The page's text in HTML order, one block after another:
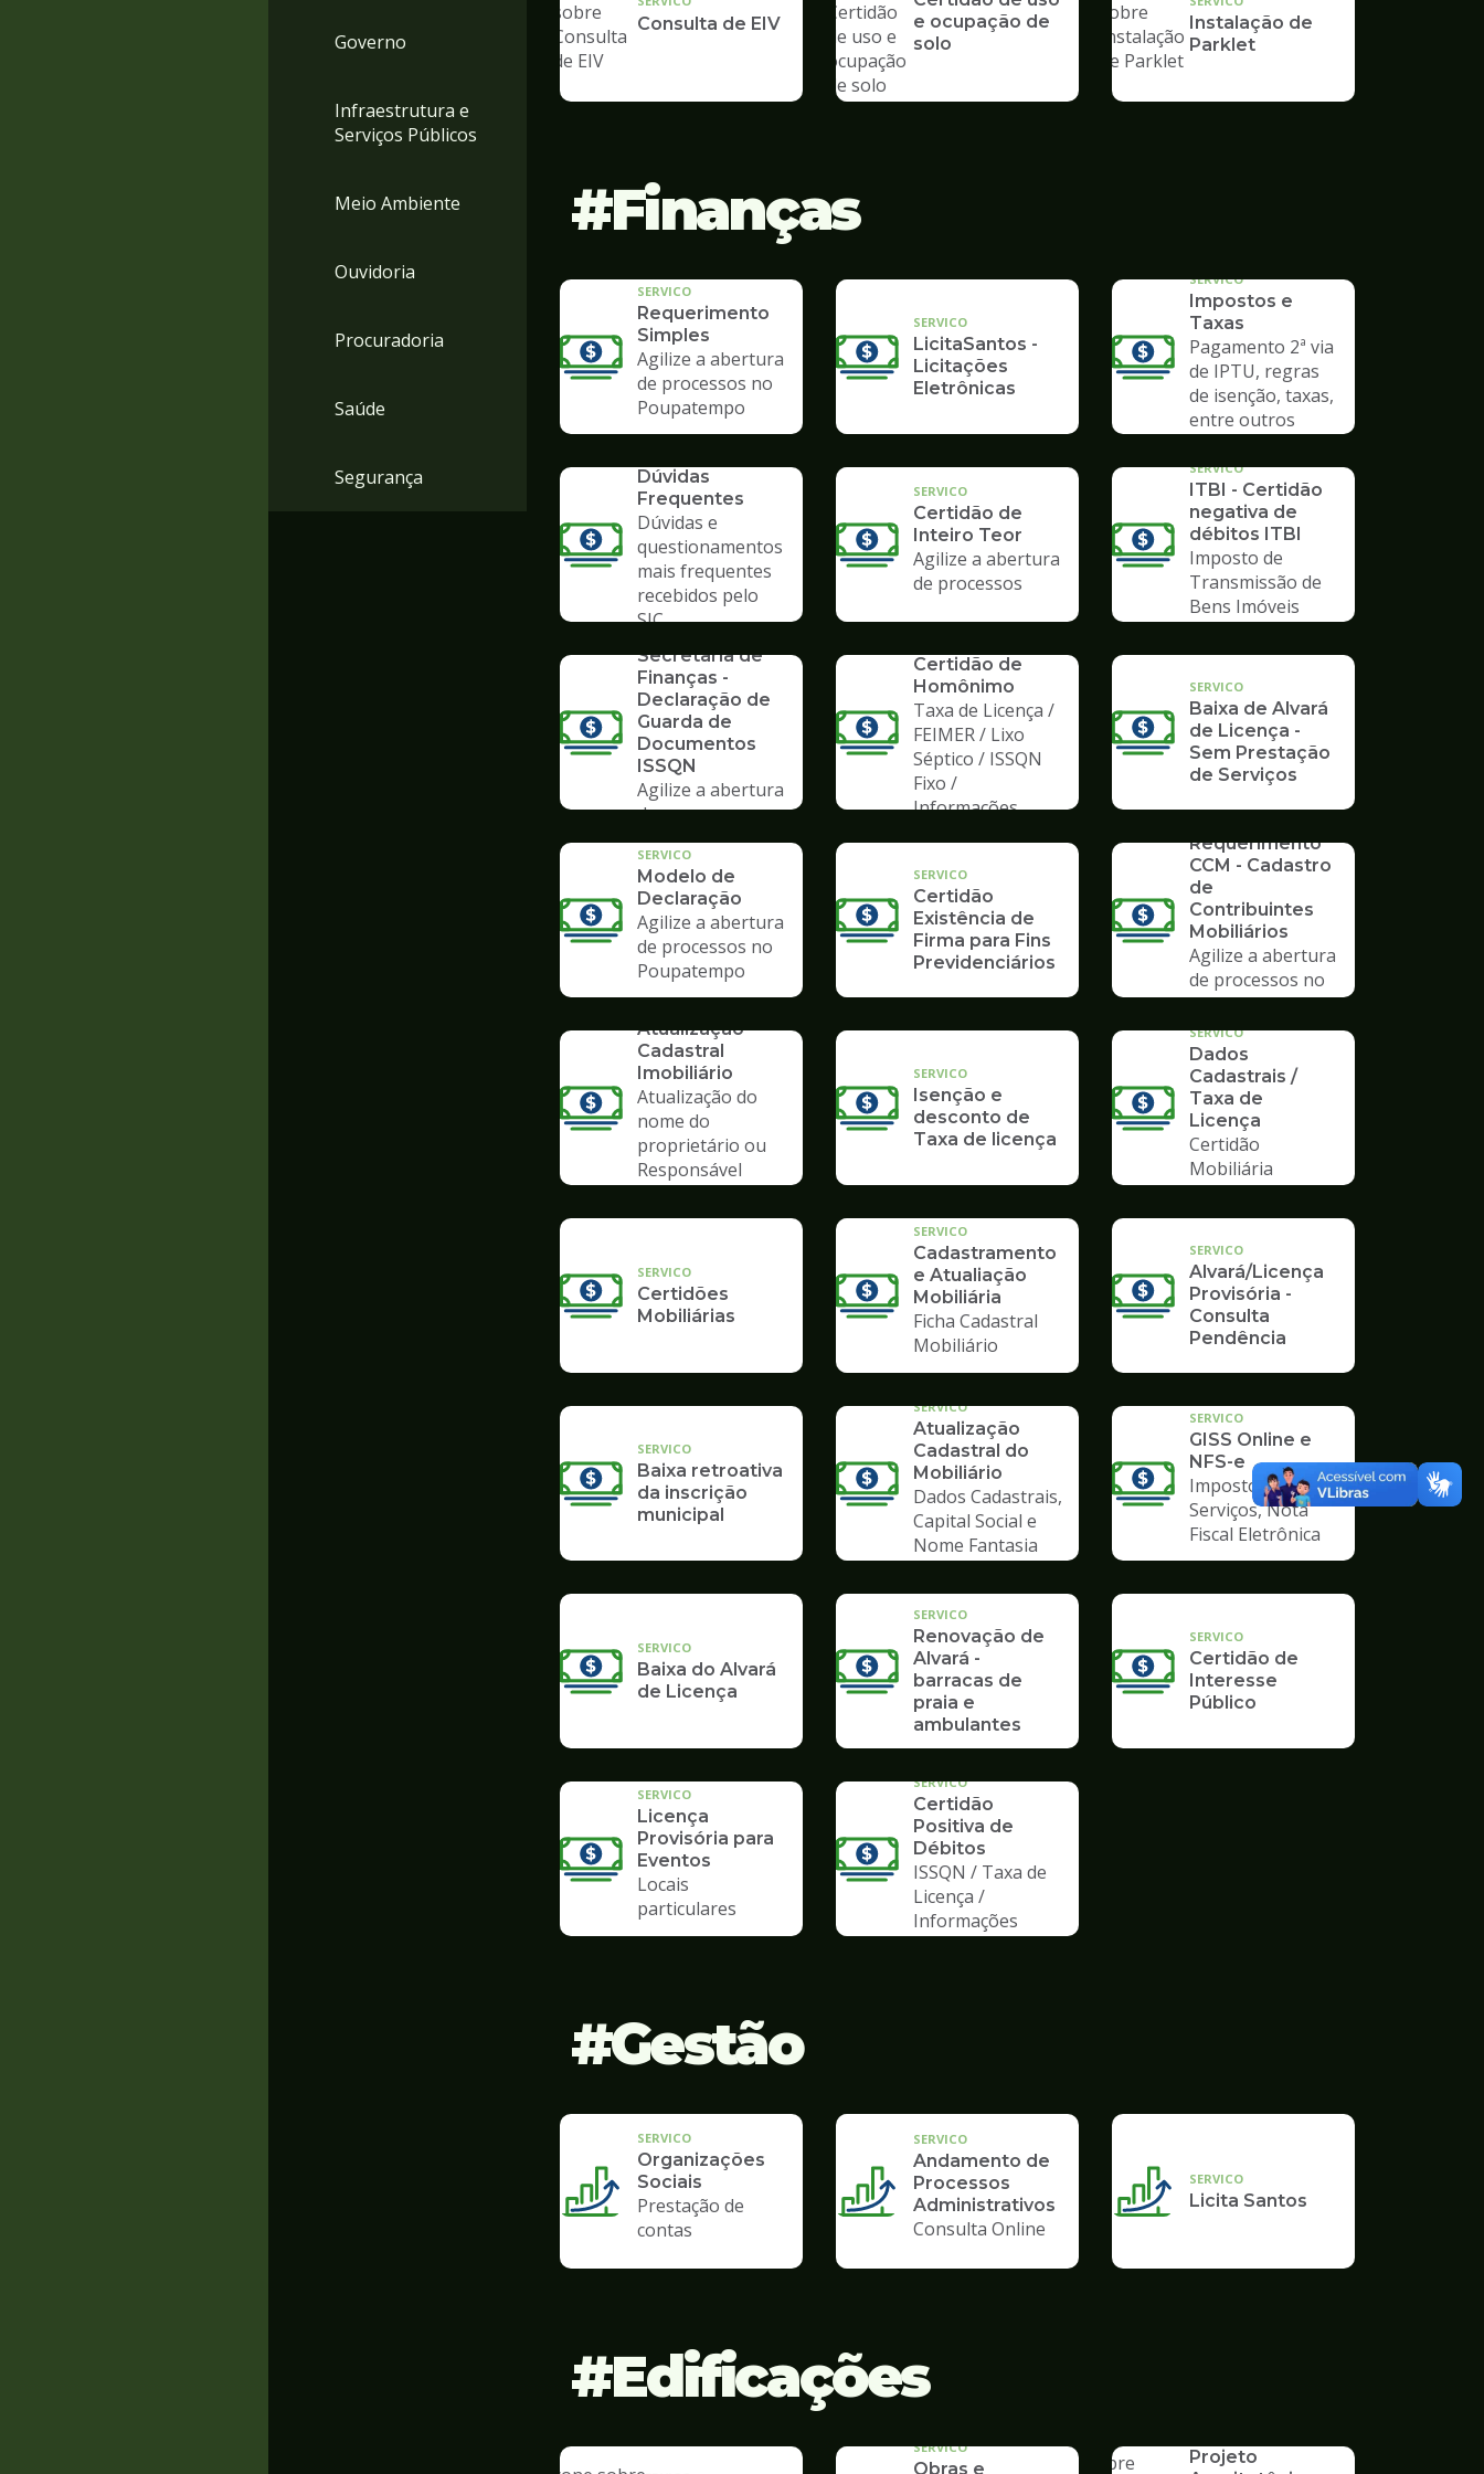
Governo
Infraestrutura e
Serviços Públicos
Meio Ambiente
Ouvidoria
Procuradoria
Saúde
Segurança
Consulta de EIV
e ocupação de
solo
Instalação de
Parklet
Finanças
SERVICO
Requerimento
Simples
Agilize a abertura
de processos no
Poupatempo
SERVICO
LicitaSantos -
Licitações
Eletrônicas
SERVICO
Impostos e
Taxas
Pagamento 2ª via
de IPTU, regras
de isenção, taxas,
entre outros
Dúvidas
Frequentes
Dúvidas e
questionamentos
mais frequentes
recebidos pelo
SIC
SERVICO
Certidão de
Inteiro Teor
Agilize a abertura
de processos
SERVICO
ITBI - Certidão
negativa de
débitos ITBI
Imposto de
Transmissão de
Bens Imóveis
SERVICO
Secretaria de
Finanças -
Declaração de
Guarda de
Documentos
ISSQN
Agilize a abertura
de processos no
Poupatempo
Certidão de
Homônimo
Taxa de Licença /
FEIMER / Lixo
Séptico / ISSQN
Fixo /
Informações
SERVICO
Baixa de Alvará
de Licença -
Sem Prestação
de Serviços
SERVICO
Modelo de
Declaração
Agilize a abertura
de processos no
Poupatempo
SERVICO
Certidão
Existência de
Firma para Fins
Previdenciários
Requerimento
CCM - Cadastro
de
Contribuintes
Mobiliários
Agilize a abertura
de processos no
Poupatempo
Atualização
Cadastral
Imobiliário
Atualização do
nome do
proprietário ou
Responsável
SERVICO
Isenção e
desconto de
Taxa de licença
SERVICO
Dados
Cadastrais /
Taxa de
Licença
Certidão
Mobiliária
SERVICO
Certidões
Mobiliárias
SERVICO
Cadastramento
e Atualiação
Mobiliária
Ficha Cadastral
Mobiliário
SERVICO
Alvará/Licença
Provisória -
Consulta
Pendência
SERVICO
Baixa retroativa
da inscrição
municipal
SERVICO
Atualização
Cadastral do
Mobiliário
Dados Cadastrais,
Capital Social e
Nome Fantasia
SERVICO
GISS Online e
NFS-e
Imposto Sobre
Serviços, Nota
Fiscal Eletrônica
SERVICO
Baixa do Alvará
de Licença
SERVICO
Renovação de
Alvará -
barracas de
praia e
ambulantes
SERVICO
Certidão de
Interesse
Público
SERVICO
Licença
Provisória para
Eventos
Locais
particulares
SERVICO
Certidão
Positiva de
Débitos
ISSQN / Taxa de
Licença /
Informações
Gestão
SERVICO
Organizações
Sociais
Prestação de
contas
SERVICO
Andamento de
Processos
Administrativos
Consulta Online
SERVICO
Licita Santos
Edificações
SERVICO
Obras e
Projeto